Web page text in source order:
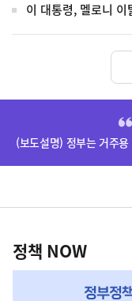
이 대통령, 멜로니 이탈
배
영
책
NOW,
정책 NOW